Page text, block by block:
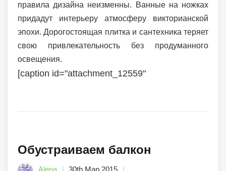
правила дизайна неизменны. Ванные на ножках
придадут интерьеру атмосферу викторианской
эпохи. Дорогостоящая плитка и сантехника теряет
свою привлекательность без продуманного
освещения.
[caption id="attachment_12559"
Обустраиваем балкон